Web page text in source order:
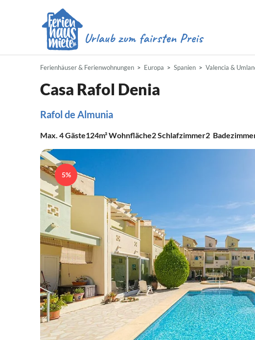
Ferienhäuser & Ferienwohnungen Europa Spanien Valencia &
Casa Rafol Denia
Rafol de Almunia
Max. 4Gäste124m²Wohnfläche2Schlafzimmer2
5%